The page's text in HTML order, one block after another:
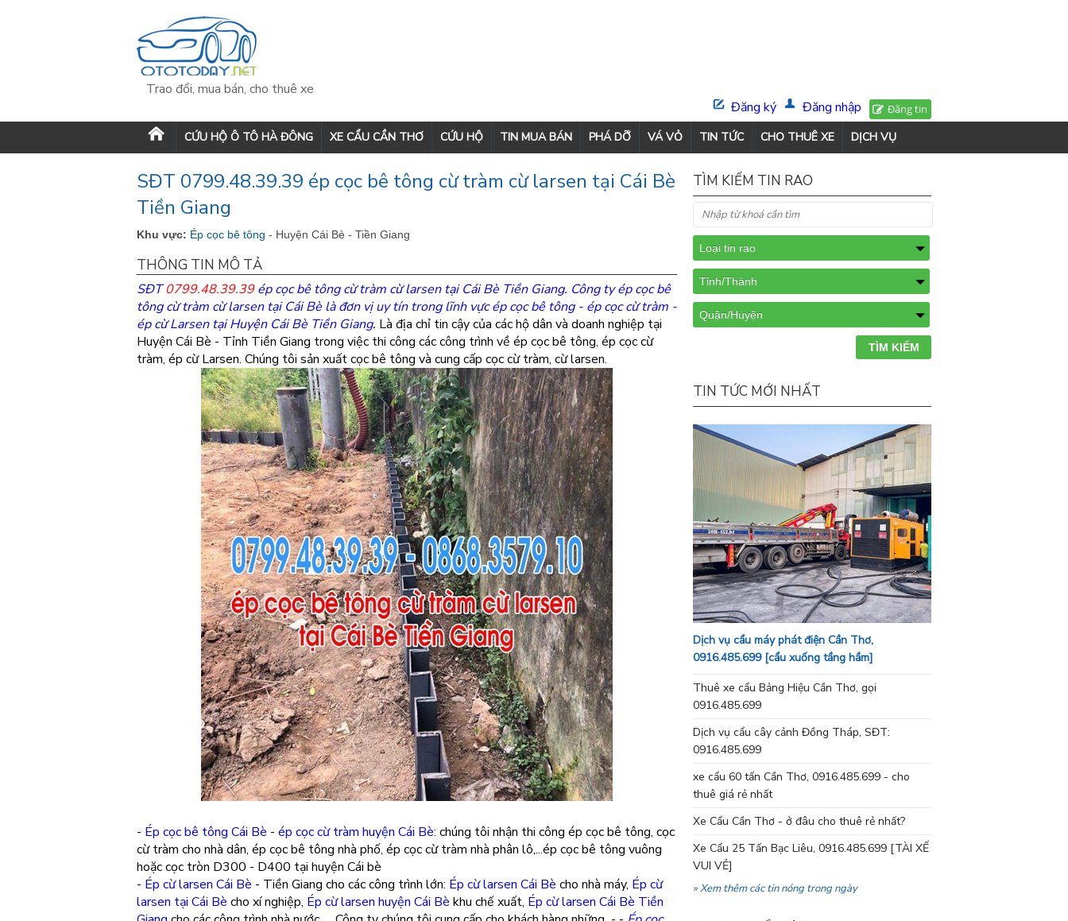
Trao đổi, mua bán, cho thuê xe
Đăng tin
Đăng nhập
Đăng ký
CỨU HỘ Ô TÔ HÀ ĐÔNG XE CẨU CẦN THƠ CỨU HỘ TIN MUA BÁN PHÁ DỠ VÁ VỎ TIN TỨC CHO THUÊ XE DỊCH VỤ
SĐT 0799.48.39.39 ép cọc bê tông cừ tràm cừ larsen tại Cái Bè
Tiền Giang
Khu vực: Ép cọc bê tông - Huyện Cái Bè - Tiền Giang
THÔNG TIN MÔ TẢ
SĐT0799.48.39.39 ép cọc bê tông cừ tràm cừ larsen tại Cái Bè Tiền Giang. Công tyép cọc bê
tông cừ tràm cừ larsen tại Cái Bè là đơn vị uy tín trong lĩnh vực ép cọc bê tông - ép cọc cừ tràm -
ép cừ Larsen tại Huyện Cái Bè Tiền Giang. Là địa chỉ tin cậy của các hộ dân và doanh nghiệp tại
Huyện Cái Bè - Tỉnh Tiền Giang trong việc thi công các công trình về ép cọc bê tông, ép cọc cừ
tràm, ép cừ Larsen. Chúng tôi sản xuất cọc bê tông và cung cấp cọc cừ tràm, cừ larsen.
- Ép cọc bê tông Cái Bè - ép cọc cừ tràm huyện Cái Bè: chúng tôi nhận thi công ép cọc bê tông, cọc
cừ tràm cho nhà dân, ép cọc bê tông nhà phố, ép cọc cừ tràm nhà phân lô,...ép cọc bê tông vuông
hoặc cọc tròn D300 - D400 tại huyện Cái bè
- Ép cừ larsen Cái Bè - Tiền Giang cho các công trình lớn: Ép cừ larsen Cái Bè cho nhà máy, Ép cừ
larsen tại Cái Bè cho xí nghiệp, Ép cừ larsen huyện Cái Bè khu chế xuất, Ép cừ larsen Cái Bè Tiền
TÌM KIẾM TIN RAO
TIN TỨC MỚI NHẤT
Dịch vụ cẩu máy phát điện Cần Thơ,
0916.485.699 [cẩu xuống tầng hầm]
Thuê xe cẩu Bảng Hiệu Cần Thơ, gọi
0916.485.699
Dịch vụ cẩu cây cảnh Đồng Tháp, SĐT:
0916.485.699
xe cẩu 60 tấn Cần Thơ, 0916.485.699 - cho
thuê giá rẻ nhất
Xe Cẩu Cần Thơ - ở đâu cho thuê rẻ nhất?
Xe Cẩu 25 Tấn Bạc Liêu, 0916.485.699 [TÀI XẾ
VUI VẺ]
» Xem thêm các tin nóng trong ngày